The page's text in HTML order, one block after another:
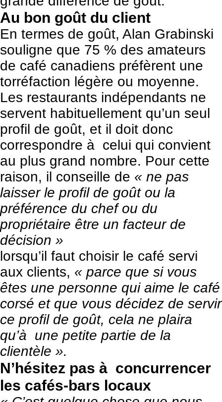
Au bon goût du client
En termes de goût, Alan Grabinski
souligne que 75 % des amateurs
de café canadiens préfèrent une
torréfaction légère ou moyenne.
Les restaurants indépendants ne
servent habituellement qu’un seul
profil de goût, et il doit donc
correspondre à celui qui convient
au plus grand nombre. Pour cette
raison, il conseille de « ne pas
laisser le profil de goût ou la
préférence du chef ou du
propriétaire être un facteur de
décision »
lorsqu’il faut choisir le café servi
aux clients, « parce que si vous
êtes une personne qui aime le café
corsé et que vous décidez de servir
ce profil de goût, cela ne plaira
qu’à une petite partie de la
clientèle ».
N’hésitez pas à concurrencer
les cafés-bars locaux